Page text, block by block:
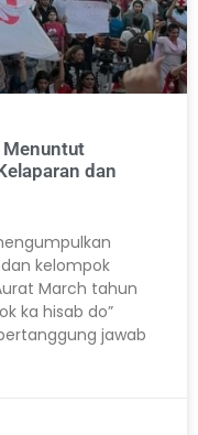
Menuntut
dan
kelompok
March tahun
ka hisab do”
jawab